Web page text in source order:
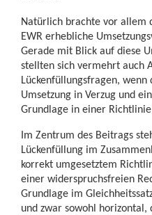
Natürlich brachte vor allem
EWR erhebliche
Gerade mit Blick auf diese
stellten sich vermehrt auch
Lückenfüllungsfragen,
Umsetzung in Verzug und
Grundlage in einer
Im Zentrum des Beitrags
Lückenfüllung im
korrekt umgesetztem
einer widerspruchsfreien
Grundlage im
und zwar sowohl